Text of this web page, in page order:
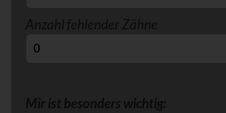
Anzahl fehlender Zähne
Mir ist besonders wichtig: